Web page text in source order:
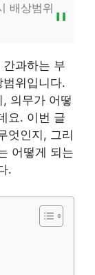
배상범위
과하는 부
위입니다.
의무가 어떻
요. 이번 글
엇인지, 그리
어떻게 되는
.